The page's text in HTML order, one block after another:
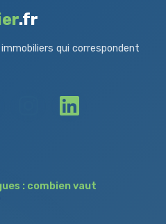
.fr
qui correspondent
: combien vaut